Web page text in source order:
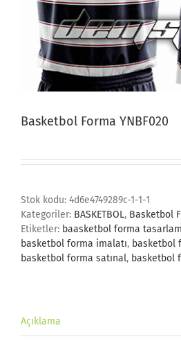
Basketbol Forma YNBF020
Stok kodu: 4d6e4749289c-1-1-1
Kategoriler: BASKETBOL, Basketbol
Etiketler: baasketbol forma
basketbol forma imalatı, basketbol
basketbol forma satınal, basketbol
Açıklama